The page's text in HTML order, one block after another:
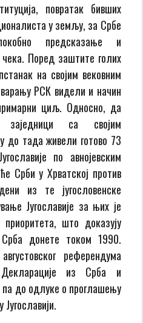
повратак бивших
у земљу, за Србе
предсказање и
Поред заштите голих
на својим вековним
РСК видели и начин
циљ. Односно, да
са својим
до тада живели готово 73
по авнојевским
Срби у Хрватској против
из те југословенске
Југославије за њих је
што доказују
донете током 1990.
референдума
из Срба и
до одлуке о проглашењу